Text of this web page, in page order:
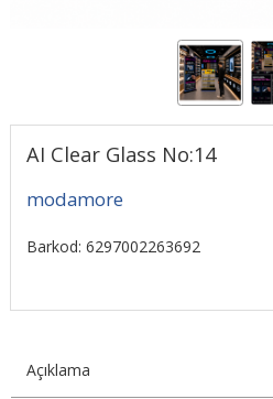
AI Clear Glass No:14
modamore
Barkod: 6297002263692
Açıklama